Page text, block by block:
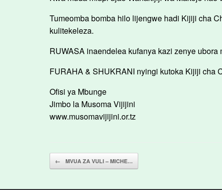
Tumeomba bomba hilo lijengwe hadi Kijiji cha
kulitekeleza.
RUWASA inaendelea kufanya kazi zenye ubora
FURAHA & SHUKRANI nyingi kutoka Kijiji cha
Ofisi ya Mbunge
Jimbo la Musoma Vijijini
www.musomavijijini.or.tz
Post navigation
← MVUA ZA VULI – MICHE…